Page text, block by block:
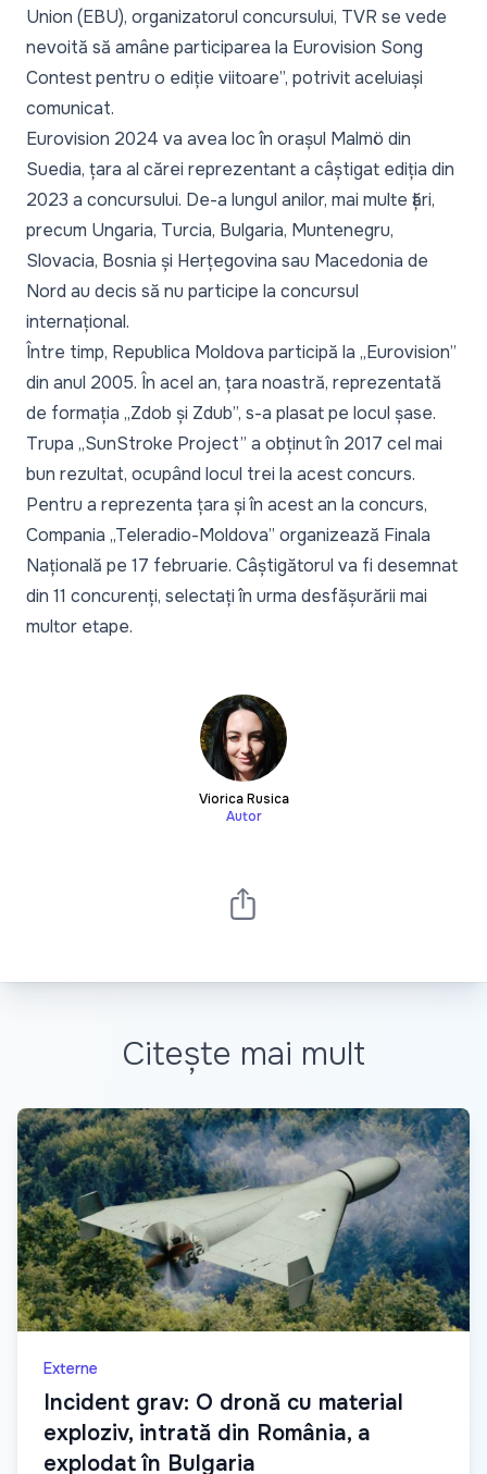
Union (EBU), organizatorul concursului, TVR se vede
nevoită să amâne participarea la Eurovision Song
Contest pentru o ediție viitoare”, potrivit aceluiași
comunicat.
Eurovision 2024 va avea loc în orașul Malmö din
Suedia, țara al cărei reprezentant a câștigat ediția din
2023 a concursului. De-a lungul anilor, mai multe țări,
precum Ungaria, Turcia, Bulgaria, Muntenegru,
Slovacia, Bosnia și Herțegovina sau Macedonia de
Nord au decis să nu participe la concursul
internațional.
Între timp, Republica Moldova participă la „Eurovision”
din anul 2005. În acel an, țara noastră, reprezentată
de formația „Zdob și Zdub”, s-a plasat pe locul șase.
Trupa „SunStroke Project” a obținut în 2017 cel mai
bun rezultat, ocupând locul trei la acest concurs.
Pentru a reprezenta țara și în acest an la concurs,
Compania „Teleradio-Moldova” organizează Finala
Națională pe 17 februarie. Câștigătorul va fi desemnat
din 11 concurenți, selectați în urma desfășurării mai
multor etape.
Viorica Rusica
Autor
Citește mai mult
Externe
Incident grav: O dronă cu material
exploziv, intrată din România, a
explodat în Bulgaria